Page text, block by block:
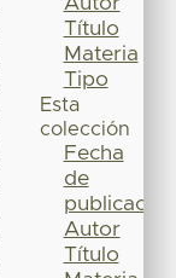
Título
Materia
Tipo
Esta
colección
Fecha
de
publicación
Autor
Título